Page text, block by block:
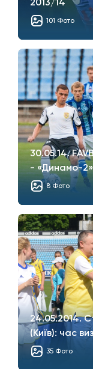
101 Фото
30.05.14.
- «Динамо-
8 Фото
24.05.2014.
(Київ): час
35 Фото